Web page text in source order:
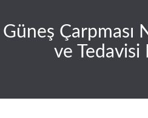
Güneş Çarpması
ve Tedavisi